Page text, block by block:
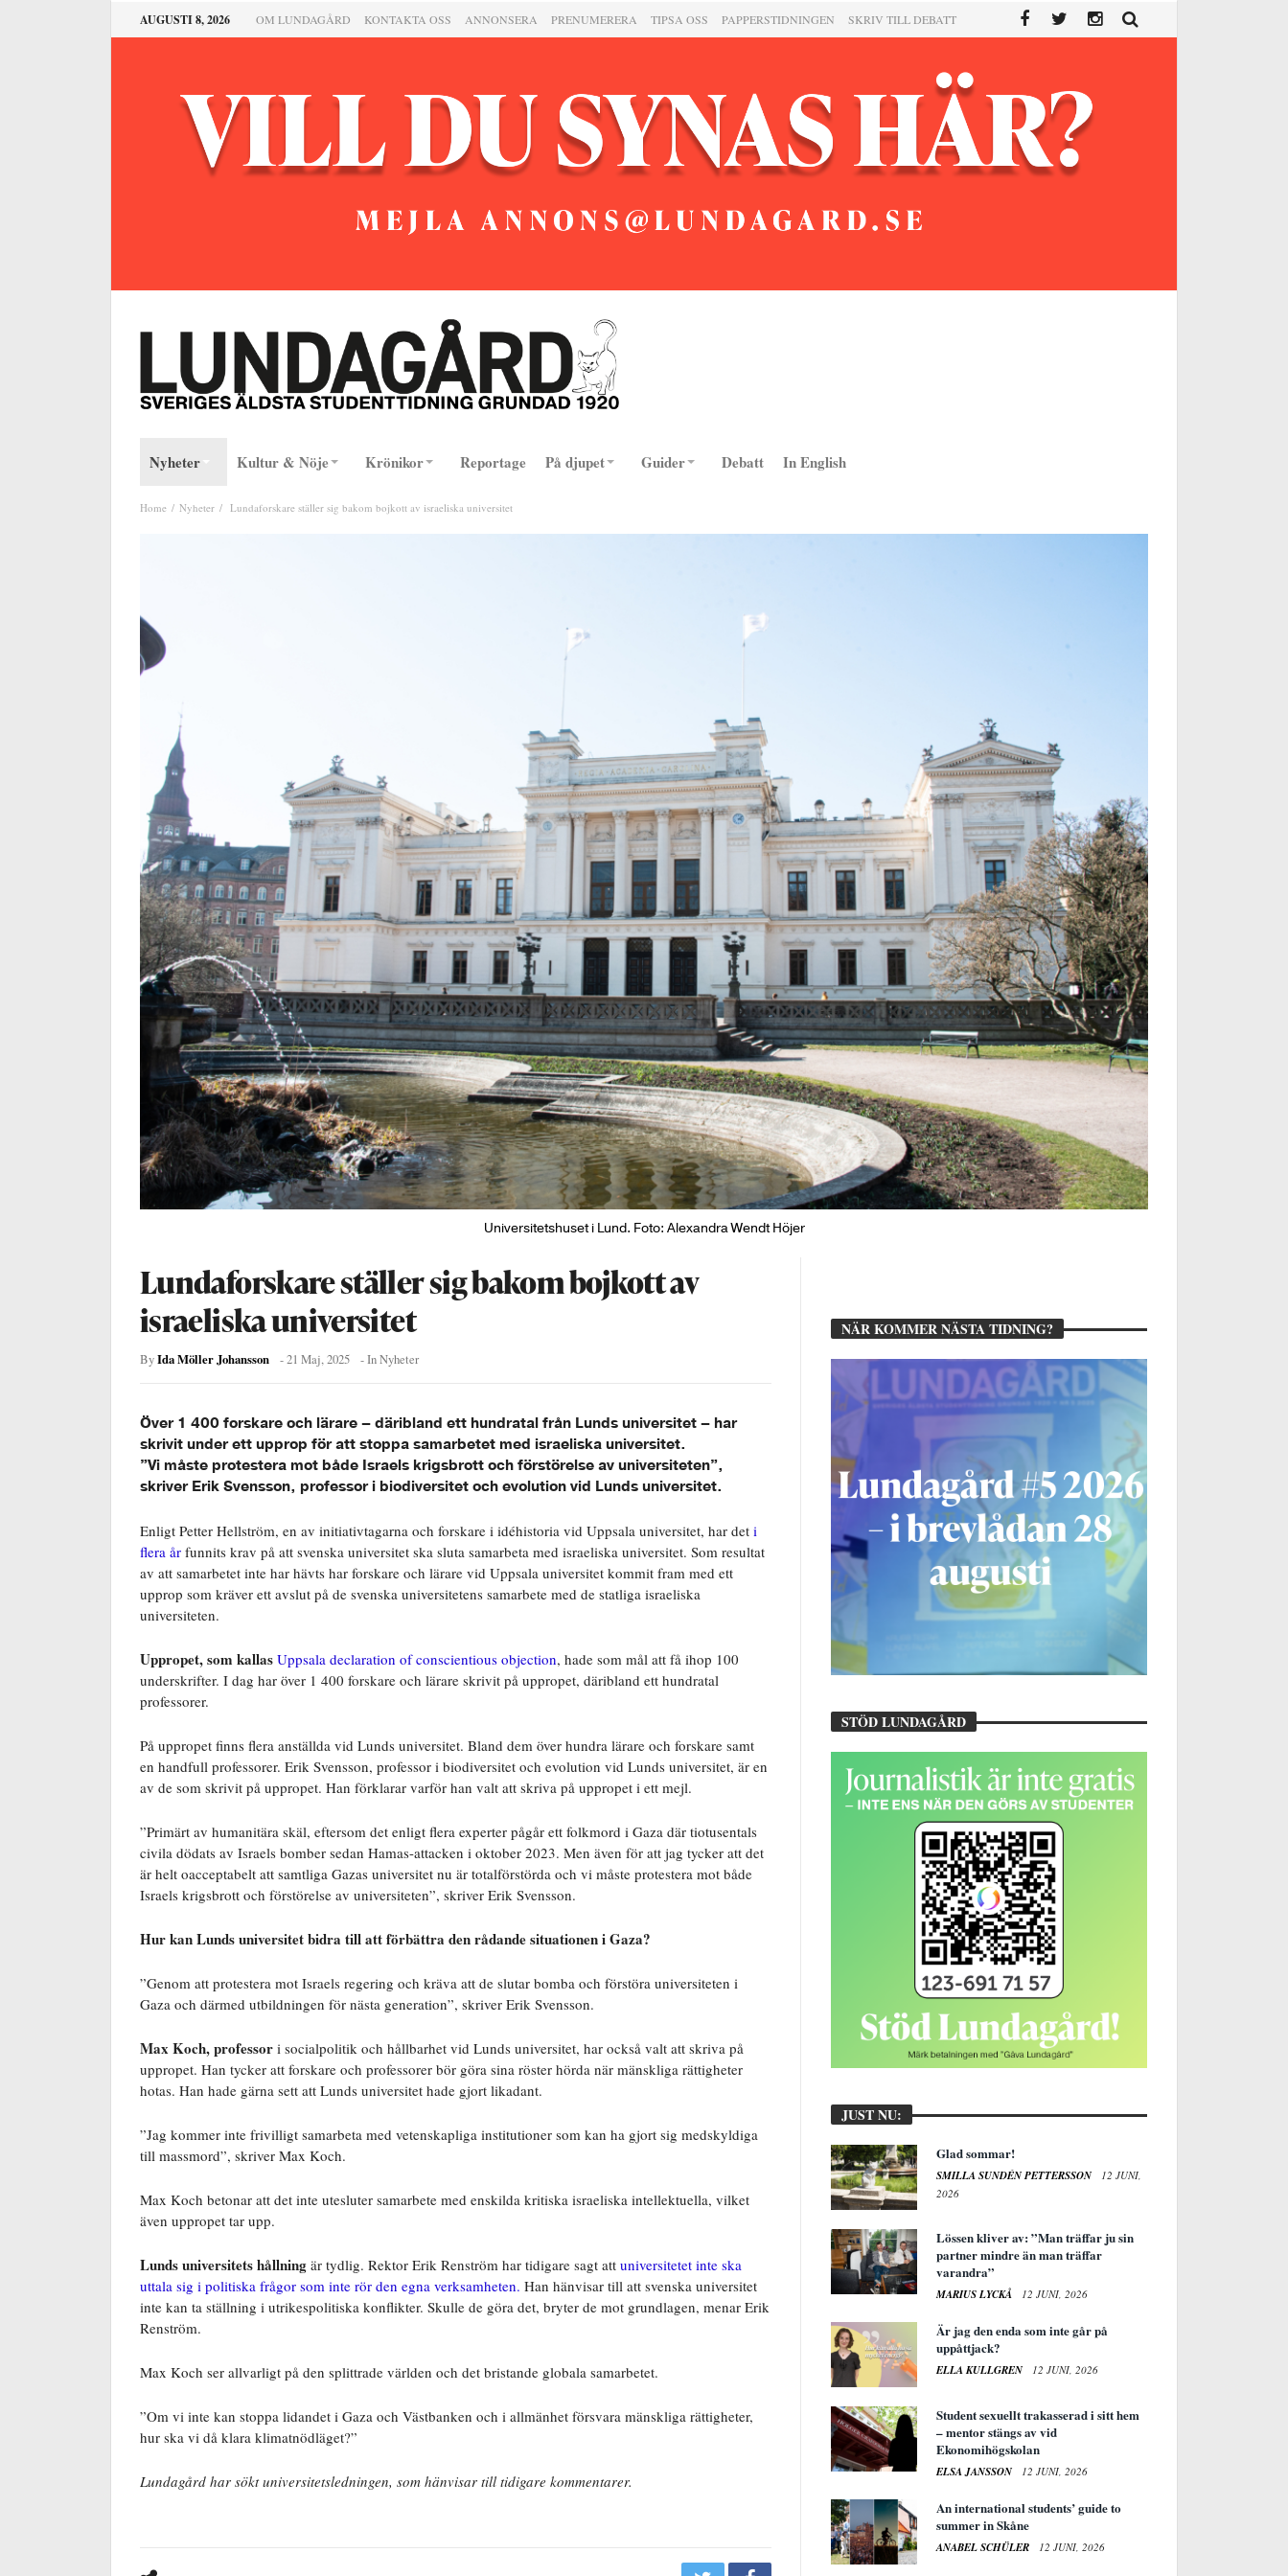
AUGUSTI 8, 2026 OM LUNDAGÅRD KONTAKTA OSS ANNONSERA PRENUMERERA TIPSA OSS PAPPERSTIDNINGEN SKRIV TILL DEBATT
Nyheter Kultur & Nöje Krönikor Reportage På djupet Guider Debatt In English
Home Nyheter Lundaforskare ställer sig bakom bojkott av israeliska universitet
Universitetshuset i Lund. Foto: Alexandra Wendt Höjer
Lundaforskare ställer sig bakom bojkott av
israeliska universitet
ByIda Möller Johansson -21 Maj, 2025 - InNyheter
Över 1 400 forskare och lärare – däribland ett hundratal från Lunds universitet – har
skrivit under ett upprop för att stoppa samarbetet med israeliska universitet.
”Vi måste protestera mot både Israels krigsbrott och förstörelse av universiteten”,
skriver Erik Svensson, professor i biodiversitet och evolution vid Lunds universitet.
Enligt Petter Hellström, en av initiativtagarna och forskare i idéhistoria vid Uppsala universitet, har det i
flera år funnits krav på att svenska universitet ska sluta samarbeta med israeliska universitet. Som resultat
av att samarbetet inte har hävts har forskare och lärare vid Uppsala universitet kommit fram med ett
upprop som kräver ett avslut på de svenska universitetens samarbete med de statliga israeliska
universiteten.
Uppropet, som kallas Uppsala declaration of conscientious objection, hade som mål att få ihop 100
underskrifter. I dag har över 1 400 forskare och lärare skrivit på uppropet, däribland ett hundratal
professorer.
På uppropet finns flera anställda vid Lunds universitet. Bland dem över hundra lärare och forskare samt
en handfull professorer. Erik Svensson, professor i biodiversitet och evolution vid Lunds universitet, är en
av de som skrivit på uppropet. Han förklarar varför han valt att skriva på uppropet i ett mejl.
”Primärt av humanitära skäl, eftersom det enligt flera experter pågår ett folkmord i Gaza där tiotusentals
civila dödats av Israels bomber sedan Hamas-attacken i oktober 2023. Men även för att jag tycker att det
är helt oacceptabelt att samtliga Gazas universitet nu är totalförstörda och vi måste protestera mot både
Israels krigsbrott och förstörelse av universiteten”, skriver Erik Svensson.
Hur kan Lunds universitet bidra till att förbättra den rådande situationen i Gaza?
”Genom att protestera mot Israels regering och kräva att de slutar bomba och förstöra universiteten i
Gaza och därmed utbildningen för nästa generation”, skriver Erik Svensson.
Max Koch, professor i socialpolitik och hållbarhet vid Lunds universitet, har också valt att skriva på
uppropet. Han tycker att forskare och professorer bör göra sina röster hörda när mänskliga rättigheter
hotas. Han hade gärna sett att Lunds universitet hade gjort likadant.
”Jag kommer inte frivilligt samarbeta med vetenskapliga institutioner som kan ha gjort sig medskyldiga
till massmord”, skriver Max Koch.
Max Koch betonar att det inte utesluter samarbete med enskilda kritiska israeliska intellektuella, vilket
även uppropet tar upp.
Lunds universitets hållning är tydlig. Rektor Erik Renström har tidigare sagt att universitetet inte ska
uttala sig i politiska frågor som inte rör den egna verksamheten. Han hänvisar till att svenska universitet
inte kan ta ställning i utrikespolitiska konflikter. Skulle de göra det, bryter de mot grundlagen, menar Erik
Renström.
Max Koch ser allvarligt på den splittrade världen och det bristande globala samarbetet.
”Om vi inte kan stoppa lidandet i Gaza och Västbanken och i allmänhet försvara mänskliga rättigheter,
hur ska vi då klara klimatnödläget?”
Lundagård har sökt universitetsledningen, som hänvisar till tidigare kommentarer.
NÄR KOMMER NÄSTA TIDNING?
STÖD LUNDAGÅRD
JUST NU:
Glad sommar!
SMILLA SUNDÉN PETTERSSON
12 JUNI,
2026
Lössen kliver av: ”Man träffar ju sin
partner mindre än man träffar
varandra”
MARIUS LYCKÅ 12 JUNI, 2026
Är jag den enda som inte går på
uppåttjack?
ELLA KULLGREN 12 JUNI, 2026
Student sexuellt trakasserad i sitt hem
– mentor stängs av vid
Ekonomihögskolan
ELSA JANSSON 12 JUNI, 2026
An international students’ guide to
summer in Skåne
ANABEL SCHÜLER 12 JUNI, 2026